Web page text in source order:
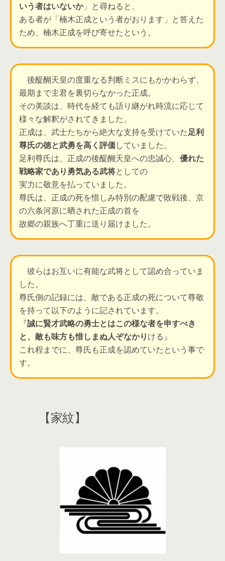
いう者はいないか」と尋ねると、
ある者が「楠木正成という者がおります」と答えた
ため、楠木正成を呼び寄せたという。
後醍醐天皇の度重なる判断ミスにもかかわらず、
最期まで主君を裏切らなかった正成。
その美談は、時代を経ても語り継がれ時流に応じて
様々な解釈がされてきました。
正成は、武士たちから絶大な支持を受けていた足利
尊氏の徳と武勇を高く評価していました。
足利尊氏は、正成の後醍醐天皇への忠誠心、 優れた
戦略家であり勇気ある武将としての
実力に敬意を払っていました。
尊氏は、正成の死を惜しみ特別の配慮で敗戦後、京
の六条河原に晒された正成の首を
故郷の親族へ丁重に送り届けました。
彼らはお互いに有能な武将として認め合っていま
した。
尊氏側の記録には、敵である正成の死について尊敬
を持って以下のように記されています。
『誠に賢才武略の勇士とはこの様な者を申すべき
と、敵も味方も惜しまぬ人ぞなかりける』
これ程までに、尊氏も正成を認めていたという事で
す。
【家紋】